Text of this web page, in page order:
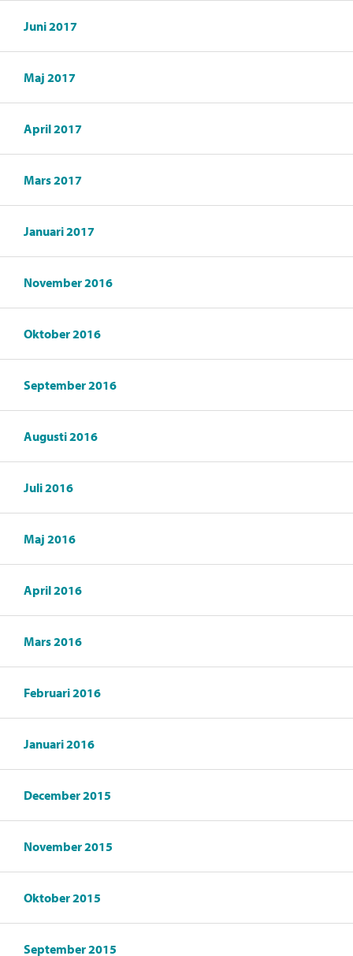
Juni 2017
Maj 2017
April 2017
Mars 2017
Januari 2017
November 2016
Oktober 2016
September 2016
Augusti 2016
Juli 2016
Maj 2016
April 2016
Mars 2016
Februari 2016
Januari 2016
December 2015
November 2015
Oktober 2015
September 2015